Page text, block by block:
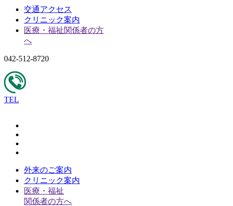
交通アクセス
クリニック案内
医療・福祉関係者の方
へ
042-512-8720
TEL
外来のご案内
クリニック案内
医療・福祉
関係者の方へ